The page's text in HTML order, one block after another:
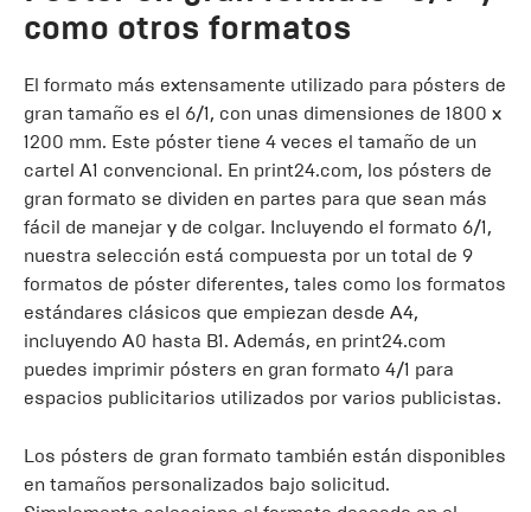
como otros formatos
El formato más extensamente utilizado para pósters de
gran tamaño es el 6/1, con unas dimensiones de 1800 x
1200 mm. Este póster tiene 4 veces el tamaño de un
cartel A1 convencional. En print24.com, los pósters de
gran formato se dividen en partes para que sean más
fácil de manejar y de colgar. Incluyendo el formato 6/1,
nuestra selección está compuesta por un total de 9
formatos de póster diferentes, tales como los formatos
estándares clásicos que empiezan desde A4,
incluyendo A0 hasta B1. Además, en print24.com
puedes imprimir pósters en gran formato 4/1 para
espacios publicitarios utilizados por varios publicistas.
Los pósters de gran formato también están disponibles
en tamaños personalizados bajo solicitud.